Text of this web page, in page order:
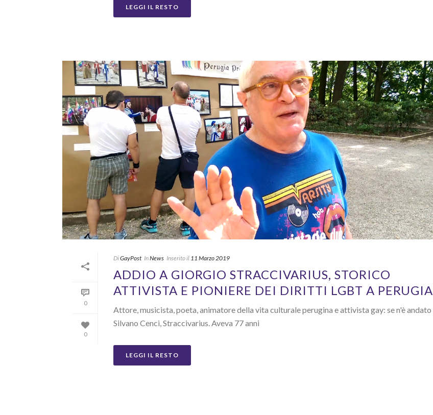
LEGGI IL RESTO
0
0
DiGayPost InNews Inserito il 11 Marzo 2019
ADDIO A GIORGIO STRACCIVARIUS, STORICO
ATTIVISTA E PIONIERE DEI DIRITTI LGBT A PERUGIA
Attore, musicista, poeta, animatore della vita culturale perugina e attivista gay: se n'è andato
Silvano Cenci, Straccivarius. Aveva 77 anni
LEGGI IL RESTO